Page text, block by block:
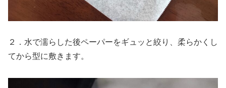
２．水で濡らした後ペーパーをギュッと絞り、柔らかくし
てから型に敷きます。